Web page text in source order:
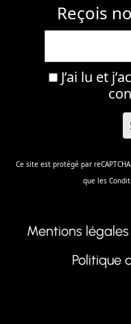
Reçois
J’ai lu et
Ce site est protégé par
que les
Mentions légales
Politique